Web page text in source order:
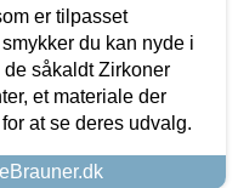
er tilpasset
du kan nyde i
såkaldt Zirkoner
et materiale der
at se deres udvalg.